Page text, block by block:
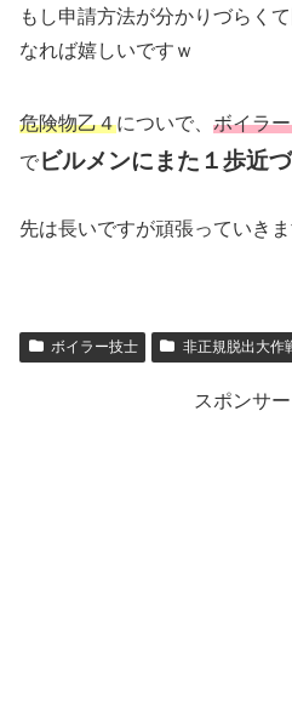
もし申請方法が分かりづらく
なれば嬉しいですｗ
危険物乙４についで、 ボイラ
でビルメンにまた１歩近
先は長いですが頑張っていきま
ボイラー技士 非正規脱出大作
スポンサ